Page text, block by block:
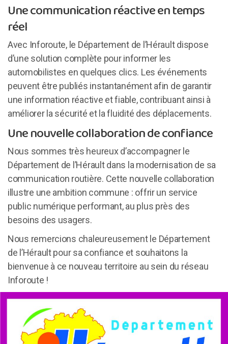
Une communication réactive en temps
réel
Avec Inforoute, le Département de l’Hérault dispose
d’une solution complète pour informer les
automobilistes en quelques clics. Les événements
peuvent être publiés instantanément afin de garantir
une information réactive et fiable, contribuant ainsi à
améliorer la sécurité et la fluidité des déplacements.
Une nouvelle collaboration de confiance
Nous sommes très heureux d’accompagner le
Département de l’Hérault dans la modernisation de sa
communication routière. Cette nouvelle collaboration
illustre une ambition commune : offrir un service
public numérique performant, au plus près des
besoins des usagers.
Nous remercions chaleureusement le Département
de l’Hérault pour sa confiance et souhaitons la
bienvenue à ce nouveau territoire au sein du réseau
Inforoute !